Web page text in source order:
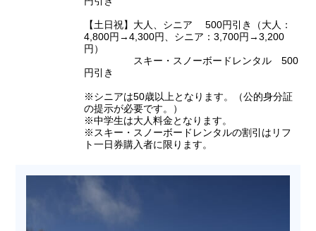
【土日祝】大人、シニア 500円引き（大人：
4,800円→4,300円、シニア：3,700円→3,200
円）
スキー・スノーボードレンタル 500
円引き
※シニアは50歳以上となります。（公的身分証
の提示が必要です。）
※中学生は大人料金となります。
※スキー・スノーボードレンタルの割引はリフ
ト一日券購入者に限ります。